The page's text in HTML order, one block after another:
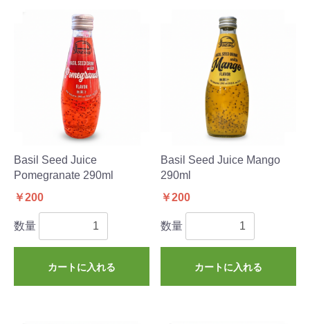
Basil Seed Juice
Pomegranate 290ml
￥200
数量
カートに入れる
Basil Seed Juice Mango
290ml
￥200
数量
カートに入れる